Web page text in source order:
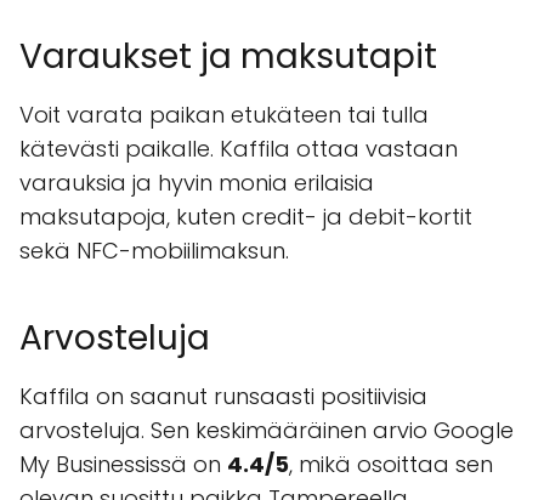
Varaukset ja maksutapit
Voit varata paikan etukäteen tai tulla
kätevästi paikalle. Kaffila ottaa vastaan
varauksia ja hyvin monia erilaisia
maksutapoja, kuten credit- ja debit-kortit
sekä NFC-mobiilimaksun.
Arvosteluja
Kaffila on saanut runsaasti positiivisia
arvosteluja. Sen keskimääräinen arvio Google
My Businessissä on 4.4/5, mikä osoittaa sen